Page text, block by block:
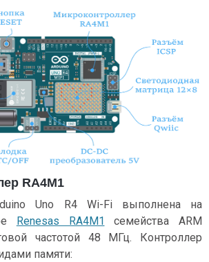
RA4M1
Uno R4 Wi-Fi выполнена на
Renesas RA4M1
семейства ARM
частотой 48 МГц. Контроллер
памяти: